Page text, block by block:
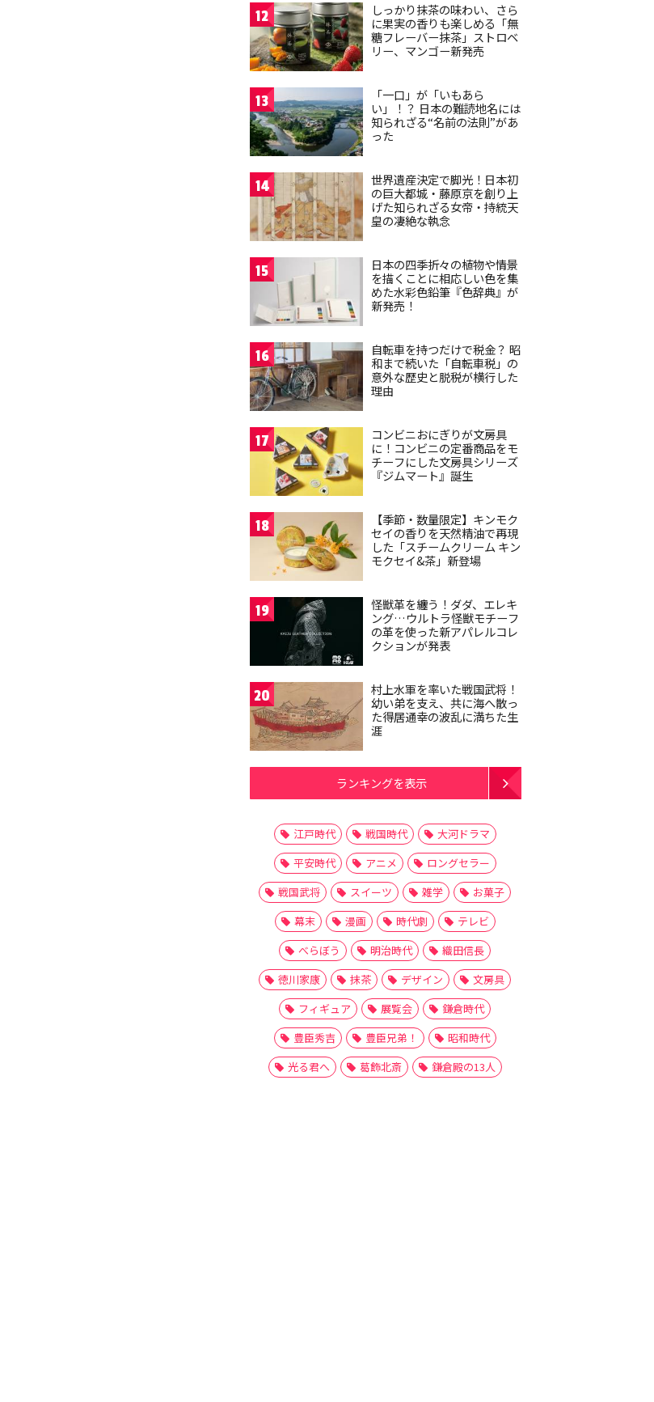
12
しっかり抹茶の味わい、さら
に果実の香りも楽しめる「無
糖フレーバー抹茶」ストロベ
リー、マンゴー新発売
13
「一口」が「いもあら
い」！？ 日本の難読地名には
知られざる“名前の法則”があ
った
14
世界遺産決定で脚光！日本初
の巨大都城・藤原京を創り上
げた知られざる女帝・持統天
皇の凄絶な執念
15
日本の四季折々の植物や情景
を描くことに相応しい色を集
めた水彩色鉛筆『色辞典』が
新発売！
16
自転車を持つだけで税金？ 昭
和まで続いた「自転車税」の
意外な歴史と脱税が横行した
理由
17
コンビニおにぎりが文房具
に！コンビニの定番商品をモ
チーフにした文房具シリーズ
『ジムマート』誕生
18
【季節・数量限定】キンモク
セイの香りを天然精油で再現
した「スチームクリーム キン
モクセイ&茶」新登場
19
怪獣革を纏う！ダダ、エレキ
ング…ウルトラ怪獣モチーフ
の革を使った新アパレルコレ
クションが発表
20
村上水軍を率いた戦国武将！
幼い弟を支え、共に海へ散っ
た得居通幸の波乱に満ちた生
涯
ランキングを表示
江戸時代 戦国時代
大河ドラマ
平安時代
アニメ
ロングセラー
戦国武将
スイーツ 雑学
お菓子
幕末
漫画 時代劇
テレビ
べらぼう
明治時代
織田信長
徳川家康
抹茶 デザイン
文房具
フィギュア
展覧会
鎌倉時代
豊臣秀吉
豊臣兄弟！
昭和時代
光る君へ
葛飾北斎 鎌倉殿の13人